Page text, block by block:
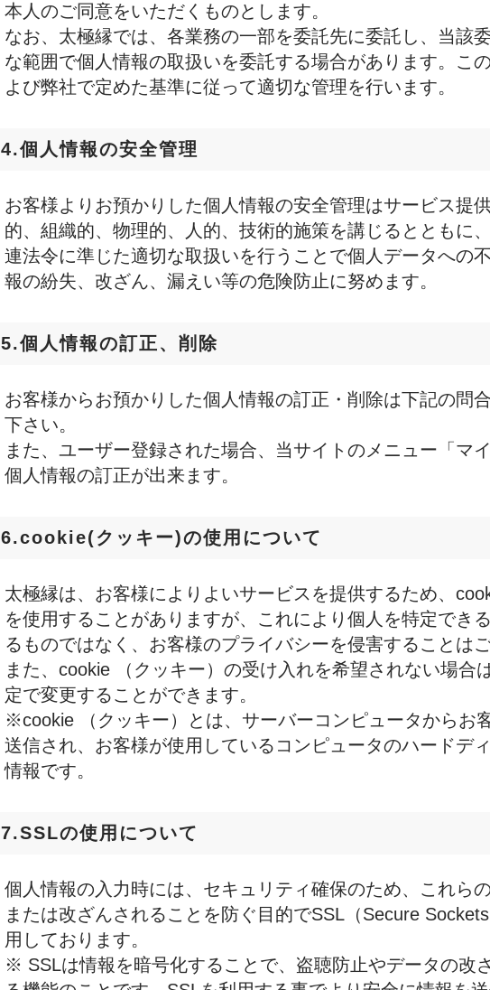
本人のご同意をいただくものとします。
なお、太極縁では、各業務の一部を委託先に委託し、当該
な範囲で個人情報の取扱いを委託する場合があります。こ
よび弊社で定めた基準に従って適切な管理を行います。
4.個人情報の安全管理
お客様よりお預かりした個人情報の安全管理はサービス提
的、組織的、物理的、人的、技術的施策を講じるとともに
連法令に準じた適切な取扱いを行うことで個人データへの
報の紛失、改ざん、漏えい等の危険防止に努めます。
5.個人情報の訂正、削除
お客様からお預かりした個人情報の訂正・削除は下記の問
下さい。
また、ユーザー登録された場合、当サイトのメニュー「マ
個人情報の訂正が出来ます。
6.cookie(クッキー)の使用について
太極縁は、お客様によりよいサービスを提供するため、
を使用することがありますが、これにより個人を特定でき
るものではなく、お客様のプライバシーを侵害することはご
また、cookie （クッキー）の受け入れを希望されない場合
定で変更することができます。
※cookie （クッキー）とは、サーバーコンピュータからお
送信され、お客様が使用しているコンピュータのハードデ
情報です。
7.SSLの使用について
個人情報の入力時には、セキュリティ確保のため、これら
または改ざんされることを防ぐ目的でSSL（Secure
用しております。
※ SSLは情報を暗号化することで、盗聴防止やデータの改